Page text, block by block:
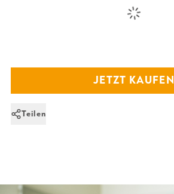
JETZT KAUFEN
Teilen